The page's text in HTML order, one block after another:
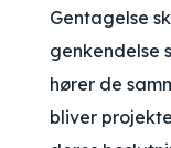
Gentagelse
genkendelse
hører de
bliver